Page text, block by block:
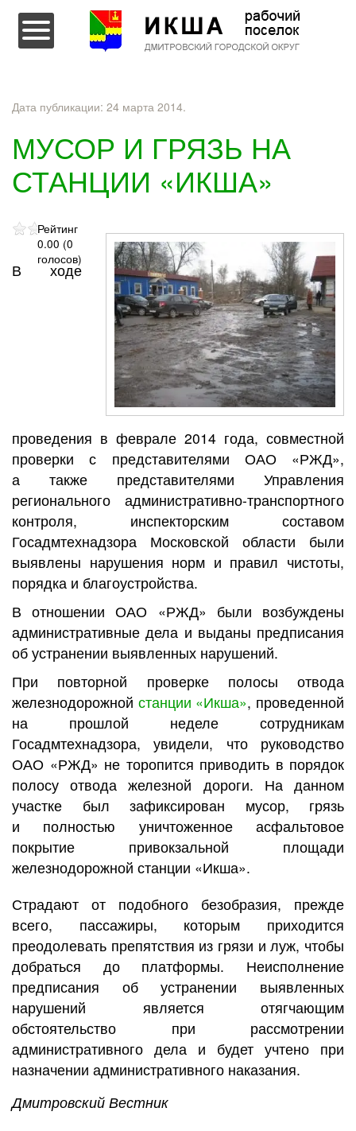
Перейти к содержимому
Дата публикации: 24 марта 2014.
МУСОР И ГРЯЗЬ НА
СТАНЦИИ «ИКША»
Рейтинг
0.00 (0
голосов)
В ходе
проведения в феврале 2014 года, совместной
проверки с представителями ОАО «РЖД»,
а также представителями Управления
регионального административно-транспортного
контроля, инспекторским составом
Госадмтехнадзора Московской области были
выявлены нарушения норм и правил чистоты,
порядка и благоустройства.
В отношении ОАО «РЖД» были возбуждены
административные дела и выданы предписания
об устранении выявленных нарушений.
При повторной проверке полосы отвода
железнодорожной станции «Икша», проведенной
на прошлой неделе сотрудникам
Госадмтехнадзора, увидели, что руководство
ОАО «РЖД» не торопится приводить в порядок
полосу отвода железной дороги. На данном
участке был зафиксирован мусор, грязь
и полностью уничтоженное асфальтовое
покрытие привокзальной площади
железнодорожной станции «Икша».
Страдают от подобного безобразия, прежде
всего, пассажиры, которым приходится
преодолевать препятствия из грязи и луж, чтобы
добраться до платформы. Неисполнение
предписания об устранении выявленных
нарушений является отягчающим
обстоятельство при рассмотрении
административного дела и будет учтено при
назначении административного наказания.
Дмитровский Вестник